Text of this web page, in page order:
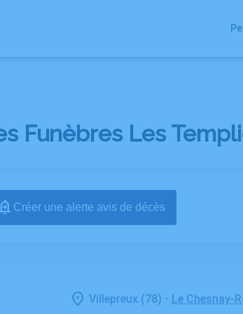
Funèbres Les
Créer une alerte avis de décès
Villepreux (78) - Le Chesnay-